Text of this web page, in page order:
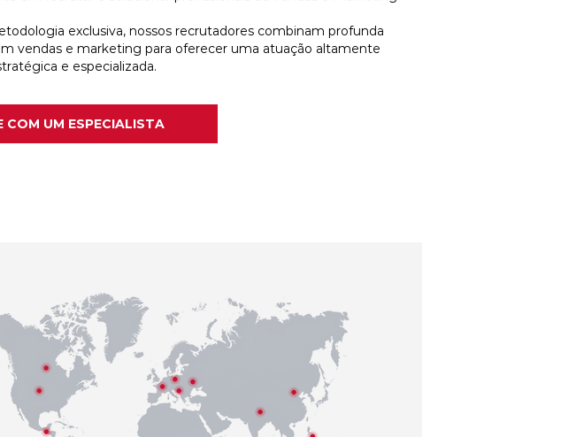
exclusiva, nossos recrutadores combinam profunda
vendas e marketing para oferecer uma atuação altamente
e especializada.
COM UM ESPECIALISTA